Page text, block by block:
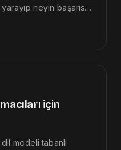
neyin başarısız
için
modeli tabanlı